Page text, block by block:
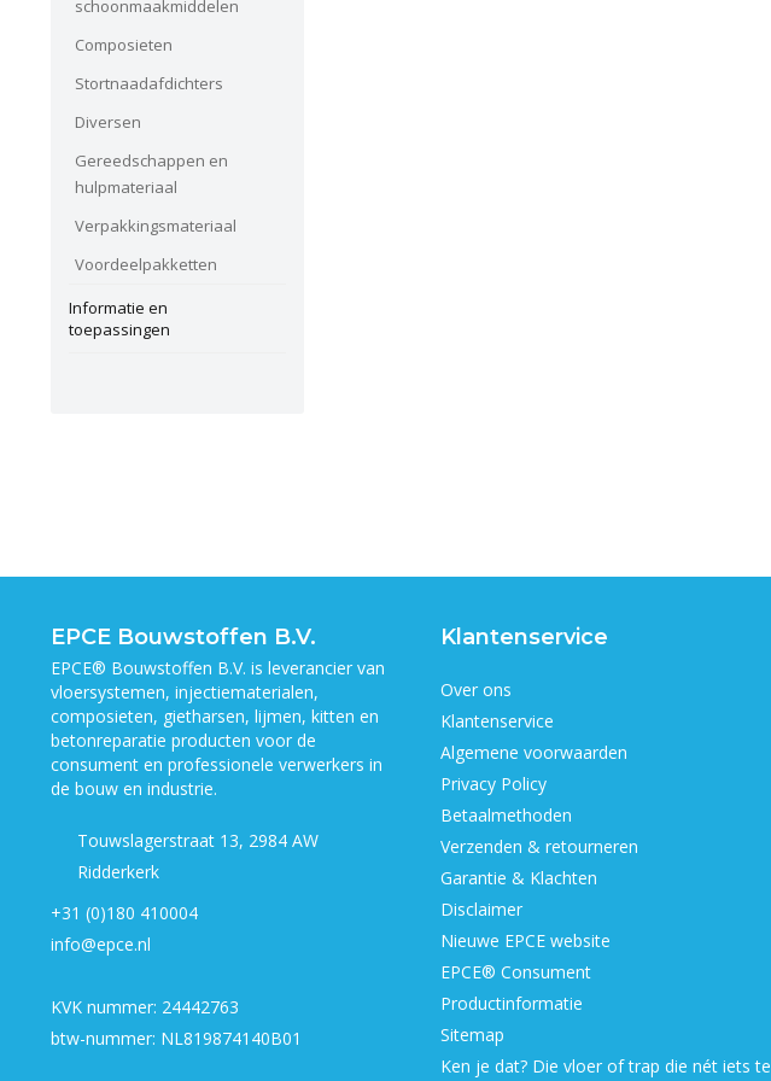
schoonmaakmiddelen
Composieten
Stortnaadafdichters
Diversen
Gereedschappen en
hulpmateriaal
Verpakkingsmateriaal
Voordeelpakketten
Informatie en
toepassingen
EPCE Bouwstoffen B.V.
EPCE® Bouwstoffen B.V. is leverancier van
vloersystemen, injectiematerialen,
composieten, gietharsen, lijmen, kitten en
betonreparatie producten voor de
consument en professionele verwerkers in
de bouw en industrie.
Touwslagerstraat 13, 2984 AW
Ridderkerk
+31 (0)180 410004
info@epce.nl
KVK nummer: 24442763
btw-nummer: NL819874140B01
Klantenservice
Over ons
Klantenservice
Algemene voorwaarden
Privacy Policy
Betaalmethoden
Verzenden & retourneren
Garantie & Klachten
Disclaimer
Nieuwe EPCE website
EPCE® Consument
Productinformatie
Sitemap
Ken je dat? Die vloer of trap die nét iets te